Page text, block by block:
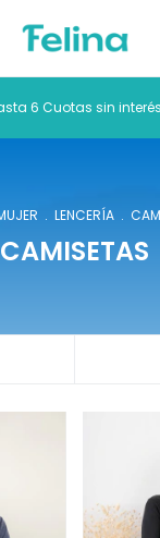
6 Cuotas sin interés
. LENCERÍA .
CAMISETAS